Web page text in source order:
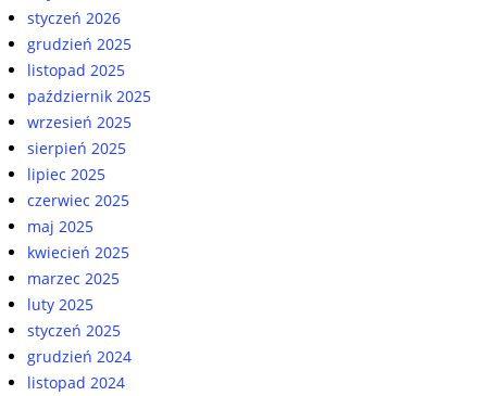
styczeń 2026
grudzień 2025
listopad 2025
październik 2025
wrzesień 2025
sierpień 2025
lipiec 2025
czerwiec 2025
maj 2025
kwiecień 2025
marzec 2025
luty 2025
styczeń 2025
grudzień 2024
listopad 2024